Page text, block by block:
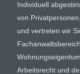
Individuell
von
und vertreten wir
Arbeitsrecht und